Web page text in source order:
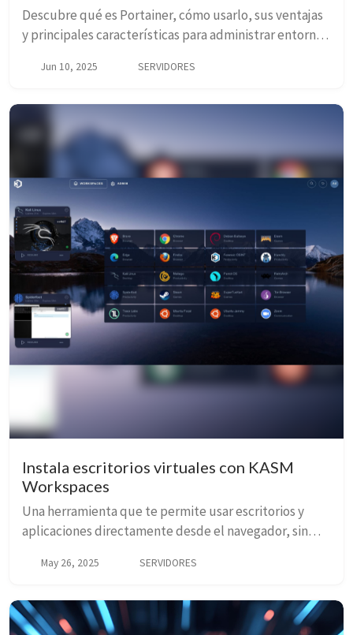
Descubre qué es Portainer, cómo usarlo, sus ventajas
y principales características para administrar entornos
Jun 10, 2025 SERVIDORES
Instala escritorios virtuales con KASM
Workspaces
Una herramienta que te permite usar escritorios y
aplicaciones directamente desde el navegador, sin
May 26, 2025 SERVIDORES